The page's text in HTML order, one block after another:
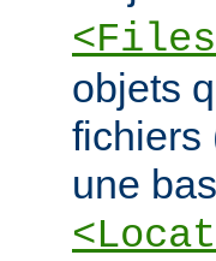
objets
fichiers
une